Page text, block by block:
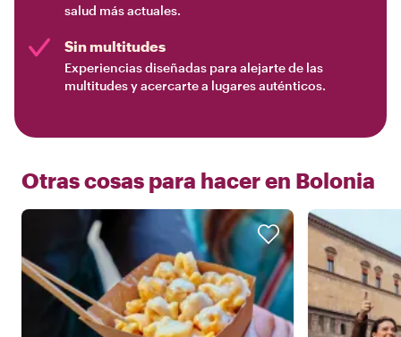
salud más actuales.
Sin multitudes
Experiencias diseñadas para alejarte de las
multitudes y acercarte a lugares auténticos.
Otras cosas para hacer en Bolonia